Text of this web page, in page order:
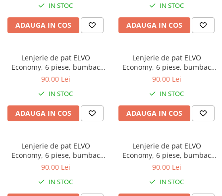
IN STOC
ADAUGA IN COS
IN STOC
ADAUGA IN COS
Lenjerie de pat ELVO
Economy, 6 piese, bumbac
policoton, verde, cu animal
90,00 Lei
IN STOC
ADAUGA IN COS
Lenjerie de pat ELVO
Economy, 6 piese, bumbac
policoton, bleumarin, cu
90,00 Lei
IN STOC
ADAUGA IN COS
Lenjerie de pat ELVO
Economy, 6 piese, bumbac
policoton, gri, cu carouri
90,00 Lei
IN STOC
Lenjerie de pat ELVO
Economy, 6 piese, bumbac
policoton, crem, cu model
90,00 Lei
IN STOC